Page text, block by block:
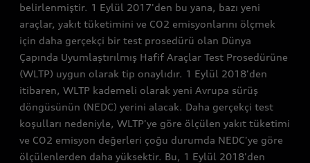
belirlenmiştir. 1 Eylül 2017'den bu yana, bazı yeni
araçlar, yakıt tüketimini ve CO2 emisyonlarını ölçmek
için daha gerçekçi bir test prosedürü olan Dünya
Çapında Uyumlaştırılmış Hafif Araçlar Test Prosedürüne
(WLTP) uygun olarak tip onaylıdır. 1 Eylül 2018'den
itibaren, WLTP kademeli olarak yeni Avrupa sürüş
döngüsünün (NEDC) yerini alacak. Daha gerçekçi test
koşulları nedeniyle, WLTP'ye göre ölçülen yakıt tüketimi
ve CO2 emisyon değerleri çoğu durumda NEDC'ye göre
ölçülenlerden daha yüksektir. Bu, 1 Eylül 2018'den